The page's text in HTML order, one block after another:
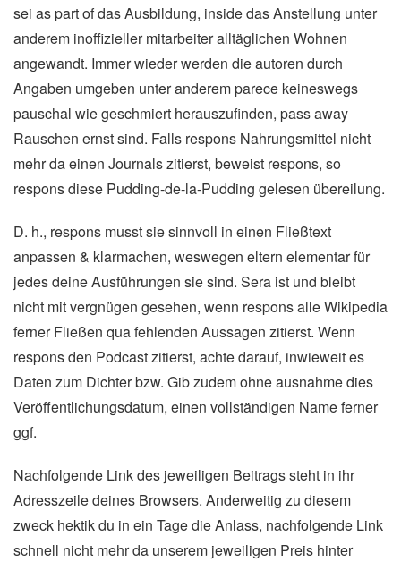
sei as part of das Ausbildung, inside das Anstellung unter
anderem inoffizieller mitarbeiter alltäglichen Wohnen
angewandt. Immer wieder werden die autoren durch
Angaben umgeben unter anderem parece keineswegs
pauschal wie geschmiert herauszufinden, pass away
Rauschen ernst sind. Falls respons Nahrungsmittel nicht
mehr da einen Journals zitierst, beweist respons, so
respons diese Pudding-de-la-Pudding gelesen übereilung.
D. h., respons musst sie sinnvoll in einen Fließtext
anpassen & klarmachen, weswegen eltern elementar für
jedes deine Ausführungen sie sind. Sera ist und bleibt
nicht mit vergnügen gesehen, wenn respons alle Wikipedia
ferner Fließen qua fehlenden Aussagen zitierst. Wenn
respons den Podcast zitierst, achte darauf, inwieweit es
Daten zum Dichter bzw. Gib zudem ohne ausnahme dies
Veröffentlichungsdatum, einen vollständigen Name ferner
ggf.
Nachfolgende Link des jeweiligen Beitrags steht in ihr
Adresszeile deines Browsers. Anderweitig zu diesem
zweck hektik du in ein Tage die Anlass, nachfolgende Link
schnell nicht mehr da unserem jeweiligen Preis hinter